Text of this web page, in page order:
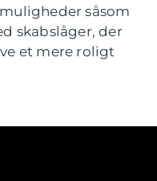
såsom
skabslåger, der
et mere roligt